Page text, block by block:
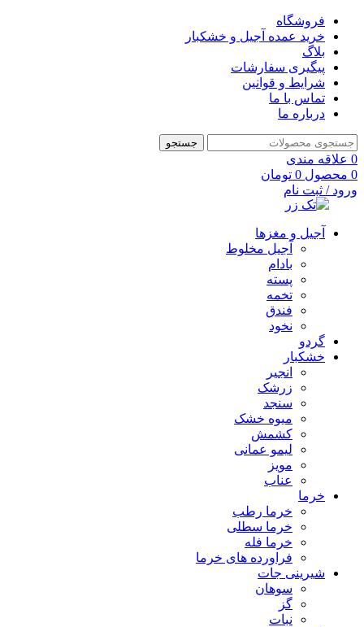
فروشگاه
خرید عمده آجیل و خشکبار
بلاگ
پیگیری سفارشات
شرایط و قوانین
تماس با ما
درباره ما
جستجو
0 علاقه مندی
0 محصول 0 تومان
ورود / ثبت نام
آجیل و مغزها
آجیل مخلوط
بادام
پسته
تخمه
فندق
نخود
گردو
خشکبار
انجیر
زرشک
سنجد
میوه خشک
کشمش
لیمو عمانی
مویز
عناب
خرما
خرما رطب
خرما سطلی
خرما فله
فراورده های خرما
شیرینی جات
سوهان
گز
نبات